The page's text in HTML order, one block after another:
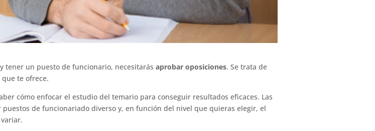
tener un puesto de funcionario, necesitarásaprobar oposiciones. Se trata de
te ofrece.
cómo enfocar el estudio del temario para conseguir resultados eficaces. Las
de funcionariado diverso y, en función del nivel que quieras elegir, el